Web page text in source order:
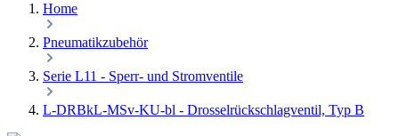
Home
Pneumatikzubehör
Serie L11 - Sperr- und Stromventile
L-DRBkL-MSv-KU-bl - Drosselrückschlagventil, Typ B